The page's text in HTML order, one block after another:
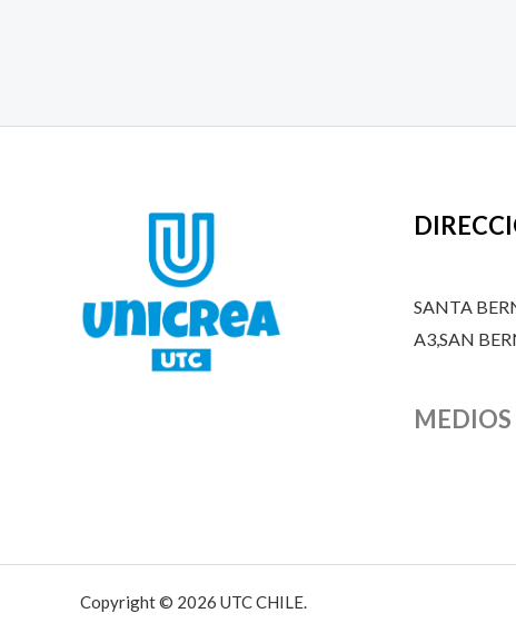
SANTA
A3,SAN
MEDIOS
Copyright © 2026 UTC CHILE.